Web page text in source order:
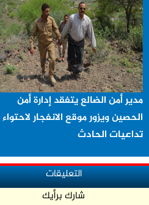
مدير أمن الضالع يتفقد إدارة أمن
الحصين ويزور موقع الانفجار لاحتواء
تداعيات الحادث
التعليقات
شارك برأيك